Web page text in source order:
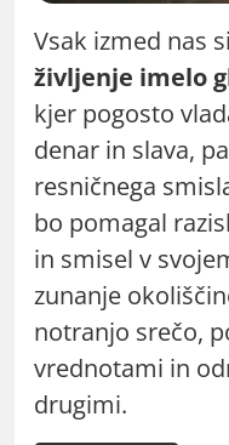
Vsak izmed nas
življenje imelo
kjer pogosto
denar in slava,
resničnega
bo pomagal
in smisel v
zunanje
notranjo srečo,
vrednotami in
drugimi.